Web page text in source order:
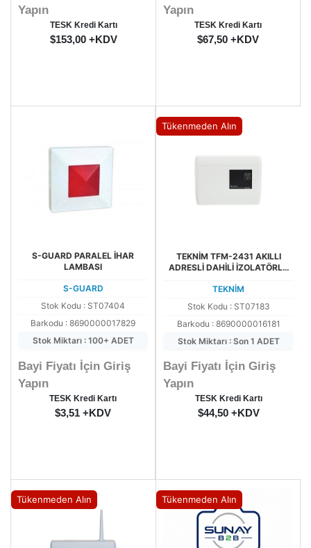
Yapın
TESK Kredi Kartı
$153,00 +KDV
Yapın
TESK Kredi Kartı
$67,50 +KDV
S-GUARD PARALEL İHAR
LAMBASI
S-GUARD
Stok Kodu : ST07404
Barkodu : 8690000017829
Stok Miktarı : 100+ ADET
Bayi Fiyatı İçin Giriş
Yapın
TESK Kredi Kartı
$3,51 +KDV
Tükenmeden Alın
TEKNİM TFM-2431 AKILLI
ADRESLİ DAHİLİ İZOLATÖRLÜ
MODÜLÜ (TEK GİRİŞ,PARALEL 2
ÇIKIŞ)
TEKNİM
Stok Kodu : ST07183
Barkodu : 8690000016181
Stok Miktarı : Son 1 ADET
Bayi Fiyatı İçin Giriş
Yapın
TESK Kredi Kartı
$44,50 +KDV
Tükenmeden Alın Tükenmeden Alın